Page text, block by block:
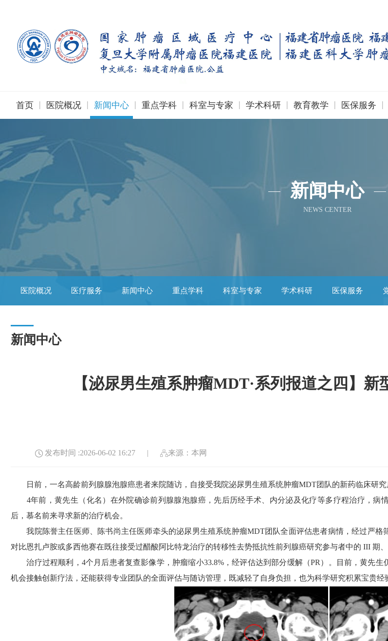
首页 | 医院概况 | 新闻中心 | 重点学科 | 科室与专家 | 学术科研 | 教育教学 | 医保服务 |
新闻中心
NEWS CENTER
医院概况 医疗服务 新闻中心 重点学科 科室与专家 学术科研 医保服务
新闻中心
【泌尿男生殖系肿瘤MDT·系列报道之四】
发布时间 :2026-06-02 16:27 | 来源：本网
日前，一名高龄前列腺腺泡腺癌患者来院随访，自接受我院泌尿男生殖系统肿瘤MDT团队的新药临床研究
4年前，黄先生（化名）在外院确诊前列腺腺泡腺癌，先后历经手术、内分泌及化疗等多疗程治疗，病
后，慕名前来寻求新的治疗机会。
我院陈誉主任医师、陈书尚主任医师牵头的泌尿男生殖系统肿瘤MDT团队全面评估患者病情，经过严格
对比恩扎卢胺或多西他赛在既往接受过醋酸阿比特龙治疗的转移性去势抵抗性前列腺癌研究参与者中的 III 期、
治疗过程顺利，4个月后患者复查影像学，肿瘤缩小33.8%，经评估达到部分缓解（PR）。目前，黄先生
机会接触创新疗法，还能获得专业团队的全面评估与随访管理，既减轻了自身负担，也为科学研究积累宝贵经